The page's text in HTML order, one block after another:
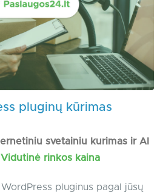
pluginų kūrimas
svetainiu kurimas ir AI
Vidutinė rinkos kaina
pluginus pagal jūsų